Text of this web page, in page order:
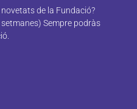
de la Fundació?
Sempre podràs